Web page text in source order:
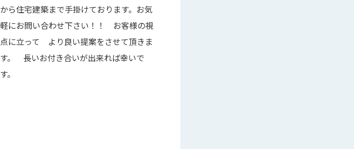
から住宅建築まで手掛けております。お気
軽にお問い合わせ下さい！！ お客様の視
点に立って より良い提案をさせて頂きま
す。 長いお付き合いが出来れば幸いで
す。